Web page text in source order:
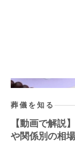
葬儀を知る
【動画で解説
や関係別の相